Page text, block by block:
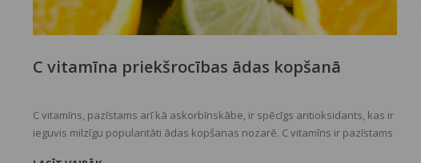
C vitamīna priekšrocības ādas kopšanā
C vitamīns, pazīstams arī kā askorbīnskābe, ir spēcīgs antioksidants, kas ir
ieguvis milzīgu popularitāti ādas kopšanas nozarē. C vitamīns ir pazīstams